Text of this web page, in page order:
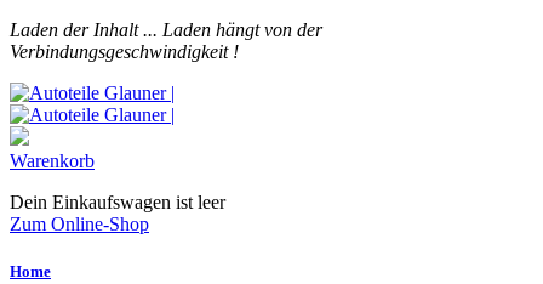
Laden der Inhalt ... Laden hängt von der
Verbindungsgeschwindigkeit !
Warenkorb
Dein Einkaufswagen ist leer
Zum Online-Shop
Home